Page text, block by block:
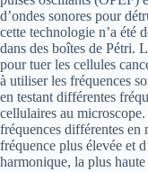
d’ondes sonores pour
cette technologie n’a été
dans des boîtes de Pétri.
pour tuer les cellules
à utiliser les fréquences
en testant différentes
cellulaires au
fréquences différentes en
fréquence plus élevée et
harmonique, la plus